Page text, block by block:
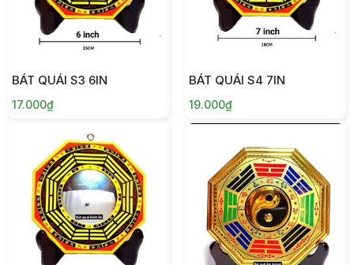
BÁT QUÁI S3 6IN
17.000₫
BÁT QUÁI S4 7IN
19.000₫